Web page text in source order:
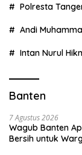
Polresta
Andi
Intan Nurul
Banten
7 Agustus 2026
Wagub Banten
Bersih untuk